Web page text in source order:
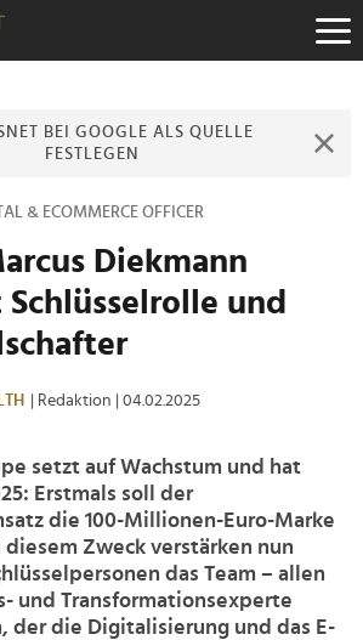
BEI GOOGLE ALS QUELLE
FESTLEGEN
& ECOMMERCE OFFICER
Diekmann
und
| Redaktion | 04.02.2025
setzt auf Wachstum und hat
Erstmals soll der
die 100-Millionen-Euro-Marke
Zweck verstärken nun
das Team – allen
und Transformationsexperte
der die Digitalisierung und das E-